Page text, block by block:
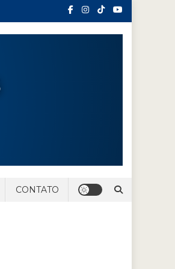
CONTATO